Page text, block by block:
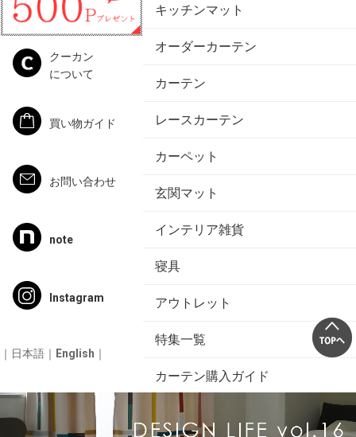
クーカン
について
買い物ガイド
お問い合わせ
note
Instagram
｜ 日本語 ｜ English ｜
キッチンマット
オーダーカーテン
カーテン
レースカーテン
カーペット
玄関マット
インテリア雑貨
寝具
アウトレット
特集一覧
カーテン購入ガイド